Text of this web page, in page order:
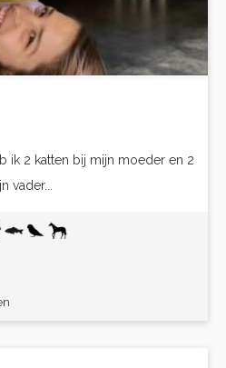
ik 2 katten bij mijn moeder en 2
vader...